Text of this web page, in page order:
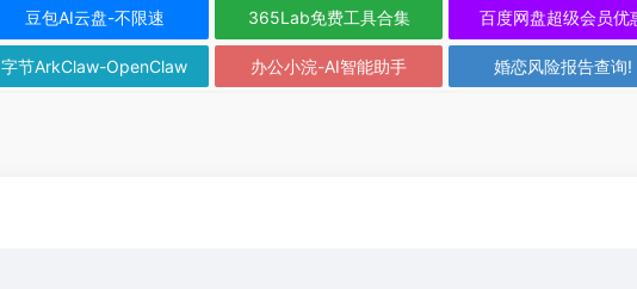
豆包AI云盘-不限速 365Lab免费工具合集 百度网盘超级会员优
字节ArkClaw-OpenClaw 办公小浣-AI智能助手 婚恋风险报告查询!